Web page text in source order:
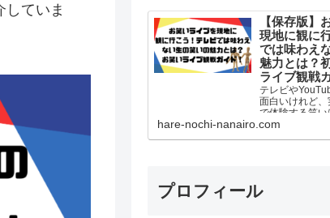
ていま
【保存版】
現地に観に
では味わえ
魅力とは？
ライブ観戦
テレビや
面白いけれど
で体験する笑い
験です！あな
hare-nochi-nanairo.com
プロフィール